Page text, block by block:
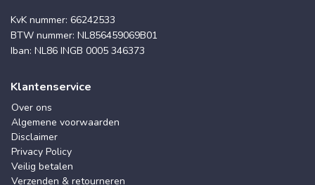
KvK nummer: 66242533
BTW nummer: NL856459069B01
Iban: NL86 INGB 0005 346373
Klantenservice
Over ons
Algemene voorwaarden
Disclaimer
Privacy Policy
Veilig betalen
Verzenden & retourneren